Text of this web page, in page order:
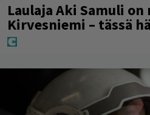
Laulaja Aki Samuli
Kirvesniemi – tässä